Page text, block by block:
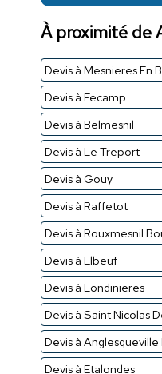
À proximité de
Devis à Mesnieres En
Devis à Fecamp
Devis à Belmesnil
Devis à Le Treport
Devis à Gouy
Devis à Raffetot
Devis à Rouxmesnil
Devis à Elbeuf
Devis à Londinieres
Devis à Saint Nicolas
Devis à Anglesqueville
Devis à Etalondes